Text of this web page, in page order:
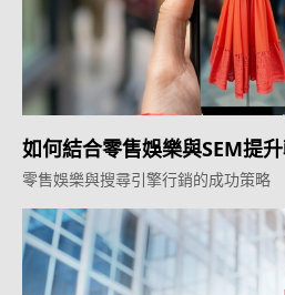
如何結合零售娛樂與SEM提
零售娛樂與搜尋引擎行銷的成功策略